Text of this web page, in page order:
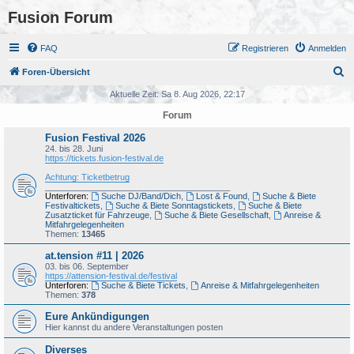
Fusion Forum
FAQ Anmelden
Registrieren
Foren-Übersicht
Aktuelle Zeit: Sa 8. Aug 2026, 22:17
Forum
Fusion Festival 2026
24. bis 28. Juni
https://tickets.fusion-festival.de
Achtung: Ticketbetrug
Unterforen:
Suche DJ/Band/Dich, Lost & Found,
Suche & Biete
Festivaltickets
Suche & Biete Sonntagstickets
Suche & Biete
Zusatzticket für Fahrzeuge
Suche & Biete Gesellschaft,
Anreise &
Mitfahrgelegenheiten
Themen: 13465
at.tension #11 | 2026
03. bis 06. September
https://attension-festival.de/festival
Unterforen:
Suche & Biete Tickets
Anreise & Mitfahrgelegenheiten
Themen: 378
Eure Ankündigungen
Hier kannst du andere Veranstaltungen posten
Diverses